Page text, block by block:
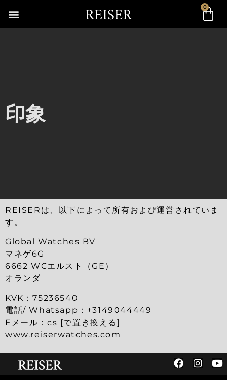
0
印象
REISERは、以下によって所有および運営されていま
す。
Global Watches BV
マネゲ6G
6662 WCエルスト（GE）
オランダ
KVK：75236540
電話/ Whatsapp：+3149044449
Eメール：cs [で置き換える]
www.reiserwatches.com